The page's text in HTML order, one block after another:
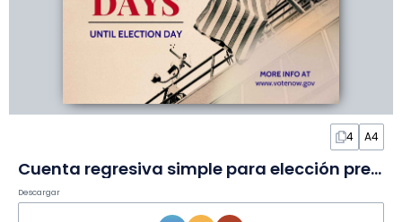
4 A4
Cuenta regresiva simple para elección presidencial en Póster
Descargar